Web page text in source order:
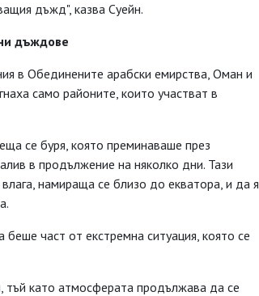
дъжд", казва Суейн.
дъждове
в Обединените арабски емирства, Оман и
само районите, които участват в
се буря, която преминаваше през
в продължение на няколко дни. Тази
намираща се близо до екватора, и да я
част от екстремна ситуация, която се
като атмосферата продължава да се